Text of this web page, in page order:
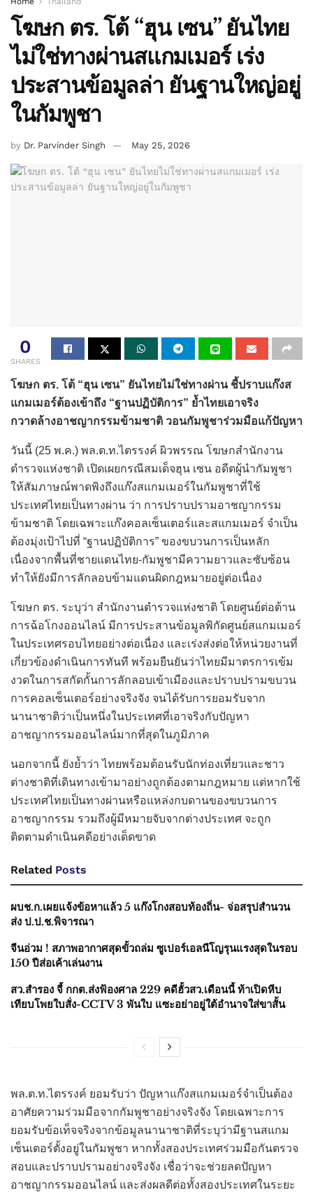
โฆษก ตร. โต้ “ฮุน เซน” ยันไทย
ไม่ใช่ทางผ่านสแกมเมอร์ เร่ง
ประสานข้อมูลล่า ยันฐานใหญ่อยู่
ในกัมพูชา
by Dr. Parvinder Singh May 25, 2026
0
SHARES
โฆษก ตร. โต้ “ฮุน เซน” ยันไทยไม่ใช่ทางผ่าน ชี้ปราบแก๊งส
แกมเมอร์ต้องเข้าถึง “ฐานปฏิบัติการ” ย้ำไทยเอาจริง
กวาดล้างอาชญากรรมข้ามชาติ วอนกัมพูชาร่วมมือแก้ปัญหา
วันนี้ (25 พ.ค.) พล.ต.ท.ไตรรงค์ ผิวพรรณ โฆษกสำนักงาน
ตำรวจแห่งชาติ เปิดเผยกรณีสมเด็จฮุน เซน อดีตผู้นำกัมพูชา
ให้สัมภาษณ์พาดพิงถึงแก๊งสแกมเมอร์ในกัมพูชาที่ใช้
ประเทศไทยเป็นทางผ่าน ว่า การปราบปรามอาชญากรรม
ข้ามชาติ โดยเฉพาะแก๊งคอลเซ็นเตอร์และสแกมเมอร์ จำเป็น
ต้องมุ่งเป้าไปที่ “ฐานปฏิบัติการ” ของขบวนการเป็นหลัก
เนื่องจากพื้นที่ชายแดนไทย-กัมพูชามีความยาวและซับซ้อน
ทำให้ยังมีการลักลอบข้ามแดนผิดกฎหมายอยู่ต่อเนื่อง
โฆษก ตร. ระบุว่า สำนักงานตำรวจแห่งชาติ โดยศูนย์ต่อต้าน
การฉ้อโกงออนไลน์ มีการประสานข้อมูลพิกัดศูนย์สแกมเมอร์
ในประเทศรอบไทยอย่างต่อเนื่อง และเร่งส่งต่อให้หน่วยงานที่
เกี่ยวข้องดำเนินการทันที พร้อมยืนยันว่าไทยมีมาตรการเข้ม
งวดในการสกัดกั้นการลักลอบเข้าเมืองและปราบปรามขบวน
การคอลเซ็นเตอร์อย่างจริงจัง จนได้รับการยอมรับจาก
นานาชาติว่าเป็นหนึ่งในประเทศที่เอาจริงกับปัญหา
อาชญากรรมออนไลน์มากที่สุดในภูมิภาค
นอกจากนี้ ยังย้ำว่า ไทยพร้อมต้อนรับนักท่องเที่ยวและชาว
ต่างชาติที่เดินทางเข้ามาอย่างถูกต้องตามกฎหมาย แต่หากใช้
ประเทศไทยเป็นทางผ่านหรือแหล่งกบดานของขบวนการ
อาชญากรรม รวมถึงผู้มีหมายจับจากต่างประเทศ จะถูก
ติดตามดำเนินคดีอย่างเด็ดขาด
Related Posts
ผบช.ก.เผยแจ้งข้อหาแล้ว 5 แก๊งโกงสอบท้องถิ่น- จ่อสรุปสำนวน
ส่ง ป.ป.ช.พิจารณา
จีนอ่วม ! สภาพอากาศสุดขั้วถล่ม ซูเปอร์เอลนีโญรุนแรงสุดในรอบ
150 ปีส่อเค้าเล่นงาน
สว.สำรอง จี้ กกต.ส่งฟ้องศาล 229 คดีฮั้วสว.เดือนนี้ ท้าเปิดหีบ
เทียบโพยใบสั่ง-CCTV 3 พันใบ แซะอย่าอยู่ใต้อำนาจใส่ขาสั้น
พล.ต.ท.ไตรรงค์ ยอมรับว่า ปัญหาแก๊งสแกมเมอร์จำเป็นต้อง
อาศัยความร่วมมือจากกัมพูชาอย่างจริงจัง โดยเฉพาะการ
ยอมรับข้อเท็จจริงจากข้อมูลนานาชาติที่ระบุว่ามีฐานสแกม
เซ็นเตอร์ตั้งอยู่ในกัมพูชา หากทั้งสองประเทศร่วมมือกันตรวจ
สอบและปราบปรามอย่างจริงจัง เชื่อว่าจะช่วยลดปัญหา
อาชญากรรมออนไลน์ และส่งผลดีต่อทั้งสองประเทศในระยะ